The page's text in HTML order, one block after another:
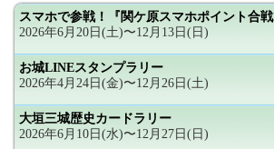
スマホで参戦！『関ケ原スマホポイント合戦
2026年6月20日(土)〜12月13日(日)
お城LINEスタンプラリー
2026年4月24日(金)〜12月26日(土)
大垣三城歴史カードラリー
2026年6月10日(水)〜12月27日(日)